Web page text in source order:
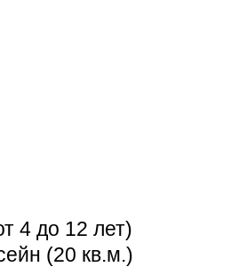
4 до 12 лет)
(20 кв.м.)